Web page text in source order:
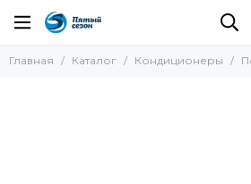
Кондиционеры
Главная Каталог Кондиционеры